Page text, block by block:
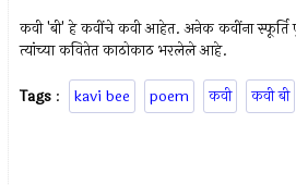
कवी 'बी' हे कवींचे कवी आहेत. अनेक कवींना स्फूर्ति
त्यांच्या कवितेत काठोकाठ भरलेले आहे.
Tags : kavi bee poem कवी कवी बी